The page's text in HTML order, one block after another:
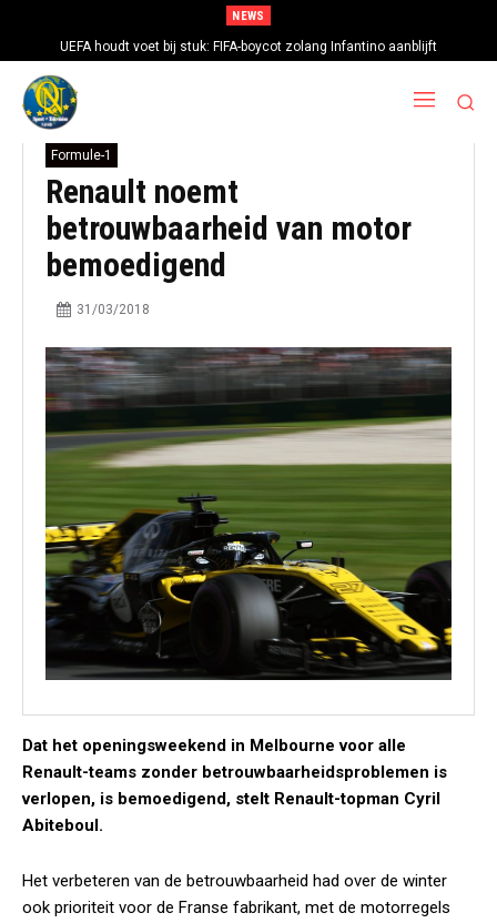
NEWS
UEFA houdt voet bij stuk: FIFA-boycot zolang Infantino aanblijft
Formule-1
Renault noemt
betrouwbaarheid van motor
bemoedigend
31/03/2018
Dat het openingsweekend in Melbourne voor alle
Renault-teams zonder betrouwbaarheidsproblemen is
verlopen, is bemoedigend, stelt Renault-topman Cyril
Abiteboul.
Het verbeteren van de betrouwbaarheid had over de winter
ook prioriteit voor de Franse fabrikant, met de motorregels